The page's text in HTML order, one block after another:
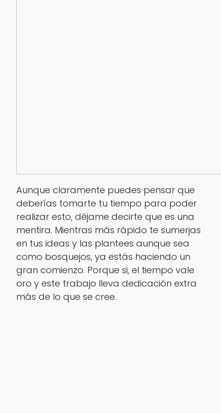
Aunque claramente puedes pensar que
deberías tomarte tu tiempo para poder
realizar esto, déjame decirte que es una
mentira. Mientras más rápido te sumerjas
en tus ideas y las plantees aunque sea
como bosquejos, ya estás haciendo un
gran comienzo. Porque si, el tiempo vale
oro y este trabajo lleva dedicación extra
más de lo que se cree.